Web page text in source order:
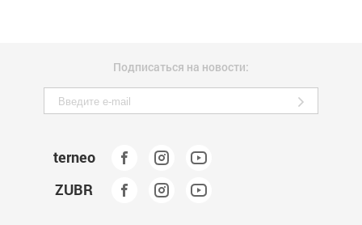
Подписаться на новости:
terneo
ZUBR